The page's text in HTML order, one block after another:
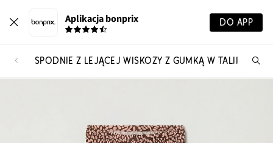
Aplikacja bonprix DO APP
SPODNIE Z LEJĄCEJ WISKOZY Z GUMKĄ W TALII